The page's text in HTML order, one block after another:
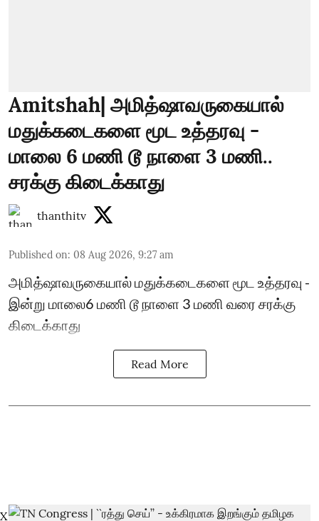
Amitshah| அமித்ஷாவருகையால்
மதுக்கடைகளை மூட உத்தரவு -
மாலை 6 மணி டூ நாளை 3 மணி..
சரக்கு கிடைக்காது
thanthitv
Published on: 08 Aug 2026, 9:27 am
அமித்ஷாவருகையால் மதுக்கடைகளை மூட உத்தரவு -
இன்று மாலை6 மணி டூ நாளை 3 மணி வரை சரக்கு
கிடைக்காது
Read More
X